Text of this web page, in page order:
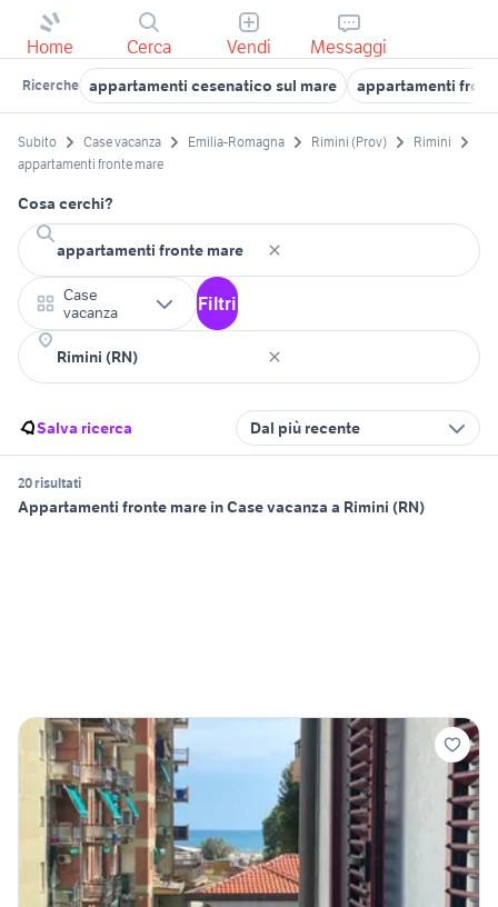
Home Cerca Vendi Messaggi
Ricerche appartamenti cesenatico sul mare appartamenti
Subito Case vacanza Emilia-Romagna Rimini (Prov)
Rimini
appartamenti fronte mare
Cosa cerchi?
Case
vacanza
Filtri
Salva ricerca Dal più recente
20 risultati
Appartamenti fronte mare in Case vacanza a Rimini (RN)